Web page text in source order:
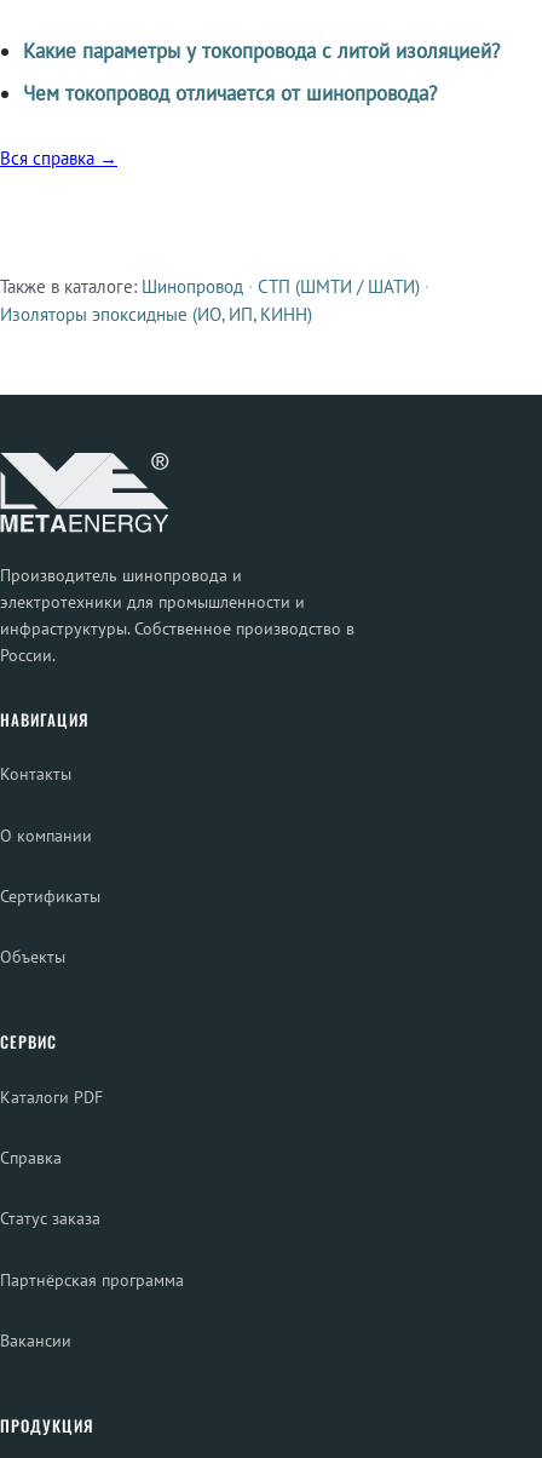
Какие параметры у токопровода с литой изоляцией?
Чем токопровод отличается от шинопровода?
Вся справка →
Смежные продукты
Также в каталоге: Шинопровод · СТП (ШМТИ / ШАТИ) ·
Изоляторы эпоксидные (ИО, ИП, КИНН)
Производитель шинопровода и
электротехники для промышленности и
инфраструктуры. Собственное производство в
России.
НАВИГАЦИЯ
Контакты
О компании
Сертификаты
Объекты
СЕРВИС
Каталоги PDF
Справка
Статус заказа
Партнёрская программа
Вакансии
ПРОДУКЦИЯ